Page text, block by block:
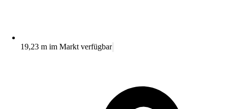
19,23 m im Markt verfügbar